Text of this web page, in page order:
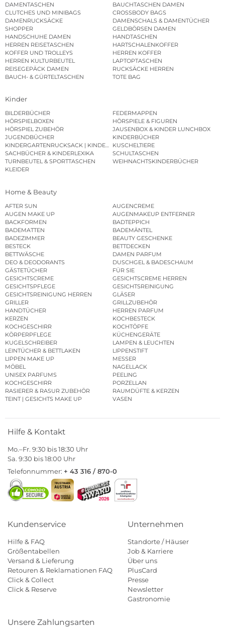
DAMENTASCHEN
BAUCHTASCHEN DAMEN
CLUTCHES UND MINIBAGS
CROSSBODY BAGS
DAMENRUCKSÄCKE
DAMENSCHALS & DAMENTÜCHER
SHOPPER
GELDBÖRSEN DAMEN
HANDSCHUHE DAMEN
HANDTASCHEN
HERREN REISETASCHEN
HARTSCHALENKOFFER
KOFFER UND TROLLEYS
HERREN KOFFER
HERREN KULTURBEUTEL
LAPTOPTASCHEN
REISEGEPÄCK DAMEN
RUCKSÄCKE HERREN
BAUCH- & GÜRTELTASCHEN
TOTE BAG
Kinder
BILDERBÜCHER
FEDERMAPPEN
HÖRSPIELBOXEN
HÖRSPIELE & FIGUREN
HÖRSPIEL ZUBEHÖR
JAUSENBOX & KINDER LUNCHBOX
JUGENDBÜCHER
KINDERBÜCHER
KINDERGARTENRUCKSACK | KINDERGARTENBEUTEL
KUSCHELTIERE
SACHBÜCHER & KINDERLEXIKA
SCHULTASCHEN
TURNBEUTEL & SPORTTASCHEN
WEIHNACHTSKINDERBÜCHER
KLEIDER
Home & Beauty
AFTER SUN
AUGENCREME
AUGEN MAKE UP
AUGENMAKEUP ENTFERNER
BACKFORMEN
BADTEPPICH
BADEMATTEN
BADEMÄNTEL
BADEZIMMER
BEAUTY GESCHENKE
BESTECK
BETTDECKEN
BETTWÄSCHE
DAMEN PARFUM
DEO & DEODORANTS
DUSCHGEL & BADESCHAUM
GÄSTETÜCHER
FÜR SIE
GESICHTSCREME
GESICHTSCREME HERREN
GESICHTSPFLEGE
GESICHTSREINIGUNG
GESICHTSREINIGUNG HERREN
GLÄSER
GRILLER
GRILLZUBEHÖR
HANDTÜCHER
HERREN PARFUM
KERZEN
KOCHBESTECK
KOCHGESCHIRR
KOCHTÖPFE
KÖRPERPFLEGE
KÜCHENGERÄTE
KUGELSCHREIBER
LAMPEN & LEUCHTEN
LEINTÜCHER & BETTLAKEN
LIPPENSTIFT
LIPPEN MAKE UP
MESSER
MÖBEL
NAGELLACK
UNISEX PARFUMS
PEELING
KOCHGESCHIRR
PORZELLAN
RASIERER & RASUR ZUBEHÖR
RAUMDÜFTE & KERZEN
TEINT | GESICHTS MAKE UP
VASEN
Hilfe & Kontakt
Mo.–Fr. 9:30 bis 18:30 Uhr
Sa. 9:30 bis 18:00 Uhr
Telefonnummer: + 43 316 / 870-0
Kundenservice
Hilfe & FAQ
Größentabellen
Versand & Lieferung
Retouren & Reklamationen FAQ
Click & Collect
Click & Reserve
Unternehmen
Standorte / Häuser
Job & Karriere
Über uns
PlusCard
Presse
Newsletter
Gastronomie
Unsere Zahlungsarten